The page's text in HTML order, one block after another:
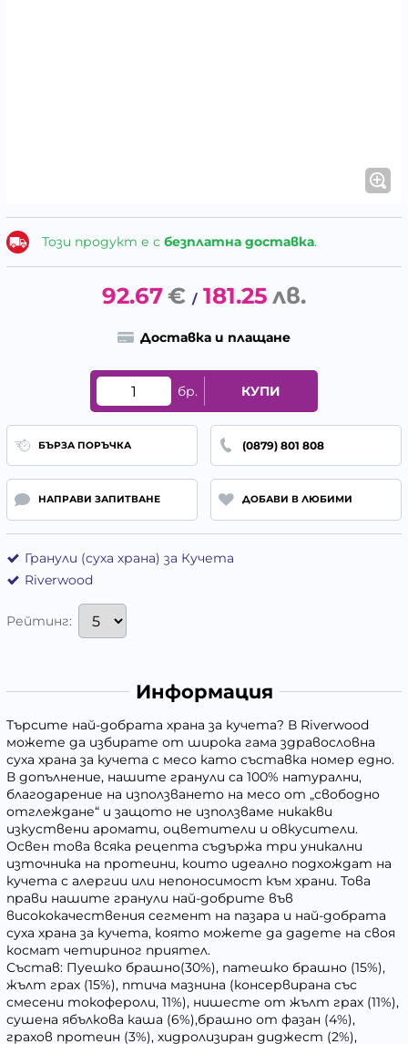
Този продукт е с безплатна доставка.
92.67€ / 181.25 лв.
Доставка и плащане
бр. КУПИ
БЪРЗА ПОРЪЧКА (0879) 801 808
НАПРАВИ ЗАПИТВАНЕ ДОБАВИ В ЛЮБИМИ
Гранули (суха храна) за Кучета
Riverwood
Рейтинг:
Информация
Търсите най-добрата храна за кучета? В Riverwood
можете да избирате от широка гама здравословна
суха храна за кучета с месо като съставка номер едно.
В допълнение, нашите гранули са 100% натурални,
благодарение на използването на месо от „свободно
отглеждане“ и защото не използваме никакви
изкуствени аромати, оцветители и овкусители.
Освен това всяка рецепта съдържа три уникални
източника на протеини, които идеално подхождат на
кучета с алергии или непоносимост към храни. Това
прави нашите гранули най-добрите във
висококачествения сегмент на пазара и най-добрата
суха храна за кучета, която можете да дадете на своя
космат четириног приятел.
Състав: Пуешко брашно(30%), патешко брашно (15%),
жълт грах (15%), птича мазнина (консервирана със
смесени токофероли, 11%), нишесте от жълт грах (11%),
сушена ябълкова каша (6%),брашно от фазан (4%),
грахов протеин (3%), хидролизиран диджест (2%),